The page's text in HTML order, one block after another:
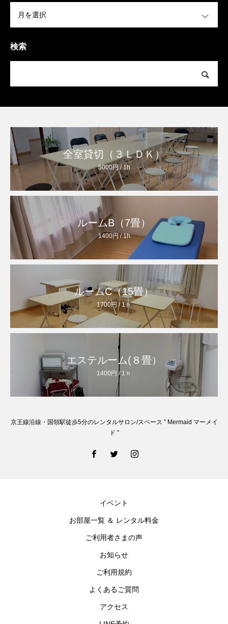
検索
全室貸切（３ＬＤＫ）
5000円 / 1h
ルームB（7畳）
1400円 / 1h
ルームC（15畳）
1700円 / 1ｈ
エステルーム(８畳）
1400円 / 1ｈ
京王線沿線・国領駅徒歩5分のレンタルサロン/スペース ” Mermaid マーメイ
ド ”
イベント
お部屋一覧 ＆ レンタル料金
ご利用者さまの声
お知らせ
ご利用規約
よくあるご質問
アクセス